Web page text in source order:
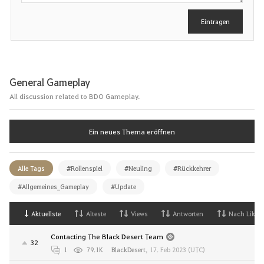
b
Eintragen
General Gameplay
All discussion related to BDO Gameplay.
Ein neues Thema eröffnen
Alle Tags #Rollenspiel #Neuling #Rückkehrer
#Allgemeines_Gameplay #Update
Aktuellste Alteste Views Antworten Nach Likes
32
Contacting The Black Desert Team
1 79.1K BlackDesert, 17. Feb 2023 (UTC)